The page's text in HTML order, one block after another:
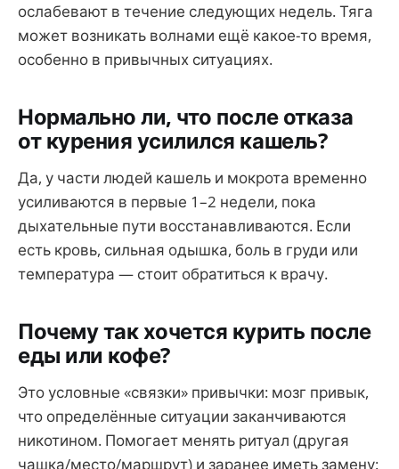
ослабевают в течение следующих недель. Тяга
может возникать волнами ещё какое-то время,
особенно в привычных ситуациях.
Нормально ли, что после отказа
от курения усилился кашель?
Да, у части людей кашель и мокрота временно
усиливаются в первые 1–2 недели, пока
дыхательные пути восстанавливаются. Если
есть кровь, сильная одышка, боль в груди или
температура — стоит обратиться к врачу.
Почему так хочется курить после
еды или кофе?
Это условные «связки» привычки: мозг привык,
что определённые ситуации заканчиваются
никотином. Помогает менять ритуал (другая
чашка/место/маршрут) и заранее иметь замену: